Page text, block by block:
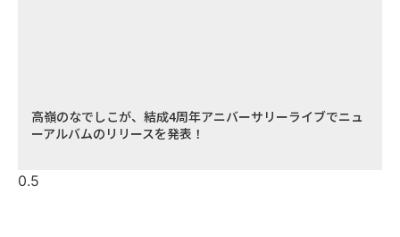
高嶺のなでしこが、結成4周年アニバーサリーライブでニュ
ーアルバムのリリースを発表！